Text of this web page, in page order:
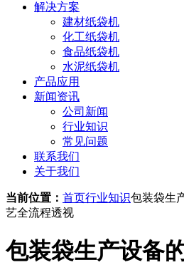
解决方案
建材纸袋机
化工纸袋机
食品纸袋机
水泥纸袋机
产品应用
新闻资讯
公司新闻
行业知识
常见问题
联系我们
关于我们
当前位置： 首页行业知识包装袋生
艺全流程透视
包装袋生产设备